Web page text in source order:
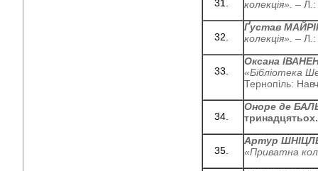
колекція». – Л.:
Ґустав
колекція». – Л.:
Оксана
«Бібліотека
Тернопіль:
Оноре де
Артур
«Приватна